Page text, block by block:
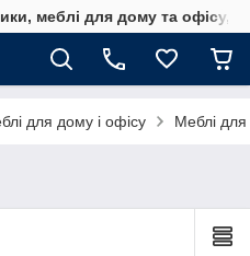
меблі для дому та офісу,
для дому і офісу Меблі